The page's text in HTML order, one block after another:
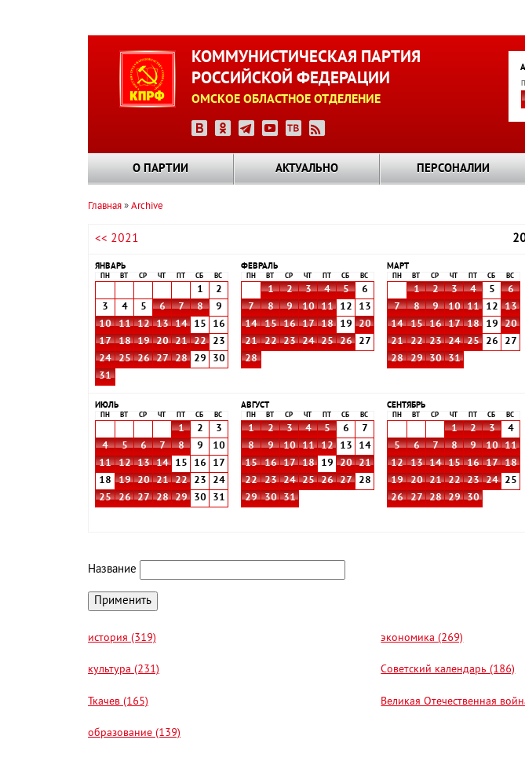
КОММУНИСТИЧЕСКАЯ ПАРТИЯ
РОССИЙСКОЙ ФЕДЕРАЦИИ
ОМСКОЕ ОБЛАСТНОЕ ОТДЕЛЕНИЕ
О ПАРТИИ АКТУАЛЬНО ПЕРСОНАЛИИ
навигации
Главная Archive
<< 2021
ЯНВАРЬ
ПН ВТ СР ЧТ СБ ВС
1
2
3
4 5 6 7 8
9
10
11 12 13 14 15
16
17
18 19 20 21 22
23
24
25 26 27 28 29
30
31
ФЕВРАЛЬ
ПН ВТ СР ЧТ СБ ВС
1 2 3 4 5
6
7
8 9 10 11 12
13
14
15 16 17 18 19
20
21
22 23 24 25 26
27
28
МАРТ
ПН ВТ СР ЧТ СБ ВС
1 2 3 4 5
6
7
8 9 10 11 12
13
14
15 16 17 18 19
20
21
22 23 24 25 26
27
28
29 30 31
ИЮЛЬ
ПН ВТ СР ЧТ СБ ВС
1 2
3
4
5 6 7 8 9
10
11
12 13 14 15 16
17
18
19 20 21 22 23
24
25
26 27 28 29 30 31
АВГУСТ
ПН ВТ СР ЧТ СБ ВС
1 2 3 4 5 6
7
8
9 10 11 12 13
14
15
16 17 18 19 20
21
22
23 24 25 26 27
28
29
30 31
СЕНТЯБРЬ
ПН ВТ СР ЧТ СБ ВС
1 2 3
4
5
6 7 8 9 10
11
12
13 14 15 16 17
18
19
20 21 22 23 24
25
26
27 28 29 30
Название
история (319) экономика (269)
культура (231) Советский календарь (186)
Ткачев (165) Великая Отечественная
образование (139)